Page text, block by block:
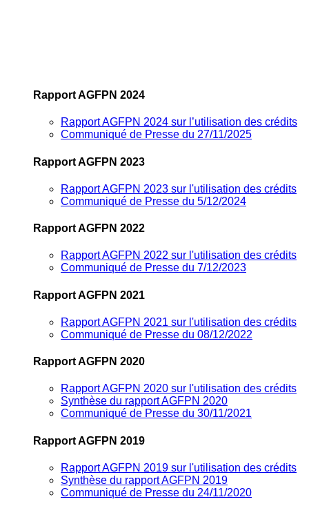
Rapport AGFPN 2024
Rapport AGFPN 2024 sur l’utilisation des crédits
Communiqué de Presse du 27/11/2025
Rapport AGFPN 2023
Rapport AGFPN 2023 sur l'utilisation des crédits
Communiqué de Presse du 5/12/2024
Rapport AGFPN 2022
Rapport AGFPN 2022 sur l'utilisation des crédits
Communiqué de Presse du 7/12/2023
Rapport AGFPN 2021
Rapport AGFPN 2021 sur l'utilisation des crédits
Communiqué de Presse du 08/12/2022
Rapport AGFPN 2020
Rapport AGFPN 2020 sur l'utilisation des crédits
Synthèse du rapport AGFPN 2020
Communiqué de Presse du 30/11/2021
Rapport AGFPN 2019
Rapport AGFPN 2019 sur l'utilisation des crédits
Synthèse du rapport AGFPN 2019
Communiqué de Presse du 24/11/2020